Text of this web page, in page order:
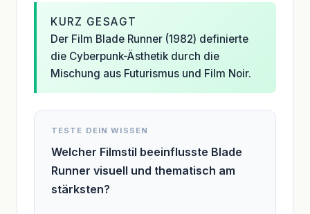
KURZ GESAGT
Der Film Blade Runner (1982) definierte
die Cyberpunk-Ästhetik durch die
Mischung aus Futurismus und Film Noir.
TESTE DEIN WISSEN
Welcher Filmstil beeinflusste Blade
Runner visuell und thematisch am
stärksten?